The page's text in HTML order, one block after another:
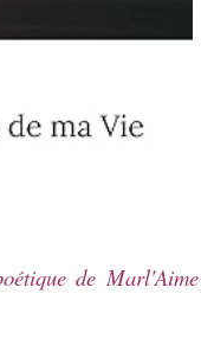
de Marl'Aime